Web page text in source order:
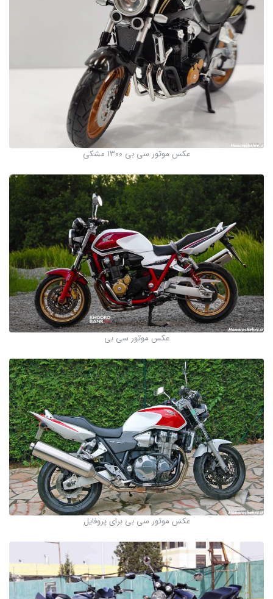
عکس موتور سی بی ۱۳۰۰ مشکی
عکس موتور سی بی
عکس موتور سی بی برای پروفایل